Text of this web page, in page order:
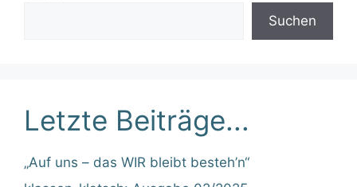
Suchen
Letzte Beiträge...
„Auf uns – das WIR bleibt besteh’n“